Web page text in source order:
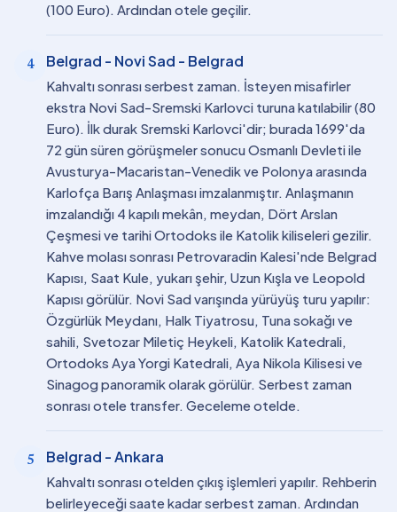
(100 Euro). Ardından otele geçilir.
4 Belgrad - Novi Sad - Belgrad
Kahvaltı sonrası serbest zaman. İsteyen misafirler
ekstra Novi Sad-Sremski Karlovci turuna katılabilir (80
Euro). İlk durak Sremski Karlovci'dir; burada 1699'da
72 gün süren görüşmeler sonucu Osmanlı Devleti ile
Avusturya-Macaristan-Venedik ve Polonya arasında
Karlofça Barış Anlaşması imzalanmıştır. Anlaşmanın
imzalandığı 4 kapılı mekân, meydan, Dört Arslan
Çeşmesi ve tarihi Ortodoks ile Katolik kiliseleri gezilir.
Kahve molası sonrası Petrovaradin Kalesi'nde Belgrad
Kapısı, Saat Kule, yukarı şehir, Uzun Kışla ve Leopold
Kapısı görülür. Novi Sad varışında yürüyüş turu yapılır:
Özgürlük Meydanı, Halk Tiyatrosu, Tuna sokağı ve
sahili, Svetozar Miletiç Heykeli, Katolik Katedrali,
Ortodoks Aya Yorgi Katedrali, Aya Nikola Kilisesi ve
Sinagog panoramik olarak görülür. Serbest zaman
sonrası otele transfer. Geceleme otelde.
5 Belgrad - Ankara
Kahvaltı sonrası otelden çıkış işlemleri yapılır. Rehberin
belirleyeceği saate kadar serbest zaman. Ardından